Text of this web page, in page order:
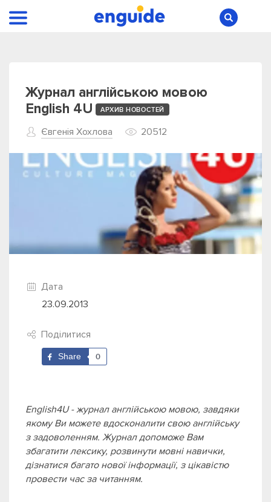
Журнал англійською мовою
English 4U
АРХИВ НОВОСТЕЙ
Євгенія Хохлова 20512
Дата
23.09.2013
Поділитися
Share 0
English4U - журнал англійською мовою, завдяки
якому Ви можете вдосконалити свою англійську
з задоволенням. Журнал допоможе Вам
збагатити лексику, розвинути мовні навички,
дізнатися багато нової інформації, з цікавістю
провести час за читанням.